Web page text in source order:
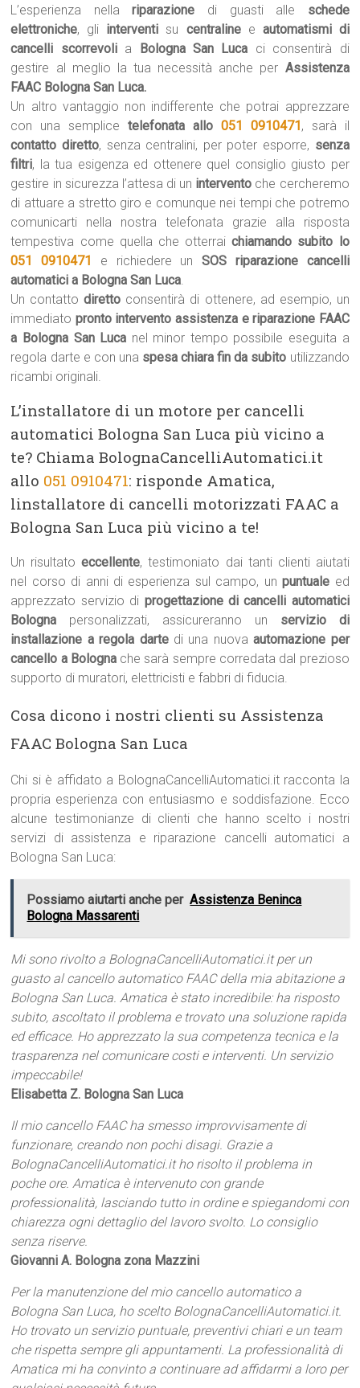
L’esperienza nellariparazione di guasti alle schede
elettroniche, gli interventi su centralinee automatismi di
cancelli scorrevolia Bologna San Luca ci consentirà di
gestire al meglio la tua necessità anche per Assistenza
FAAC Bologna San Luca.
Un altro vantaggio non indifferente che potrai apprezzare
con una semplicetelefonata allo 051 0910471, sarà il
contatto diretto, senza centralini, per poter esporre, senza
filtri, la tua esigenza ed ottenere quel consiglio giusto per
gestire in sicurezza l’attesa di un intervento che cercheremo
di attuare a stretto giro e comunque nei tempi che potremo
comunicarti nella nostra telefonata grazie alla risposta
tempestiva come quella che otterraichiamando subito lo
051 0910471
e richiedere unSOS riparazione cancelli
automatici a Bologna San Luca.
Un contattodiretto consentirà di ottenere, ad esempio, un
immediato pronto intervento assistenza e riparazione FAAC
a Bologna San Luca nel minor tempo possibile eseguita a
regola darte e con una spesa chiara fin da subito utilizzando
ricambi originali.
L’installatore di un motore per cancelli
automatici Bologna San Luca più vicino a
te? Chiama BolognaCancelliAutomatici.it
allo 051 0910471: risponde Amatica,
linstallatore di cancelli motorizzati FAAC a
Bologna San Luca più vicino a te!
Un risultatoeccellente, testimoniato dai tanti clienti aiutati
nel corso di anni di esperienza sul campo, unpuntuale ed
apprezzato servizio di progettazione di cancelli automatici
Bologna personalizzati, assicureranno un servizio di
installazione a regola dartedi una nuovaautomazione per
cancello a Bologna che sarà sempre corredata dal prezioso
supporto di muratori, elettricisti e fabbri di fiducia.
Cosa dicono i nostri clienti su Assistenza
FAAC Bologna San Luca
Chi si è affidato a BolognaCancelliAutomatici.it racconta la
propria esperienza con entusiasmo e soddisfazione. Ecco
alcune testimonianze di clienti che hanno scelto i nostri
servizi di assistenza e riparazione cancelli automatici a
Bologna San Luca:
Possiamo aiutarti anche per Assistenza Beninca
Bologna Massarenti
Mi sono rivolto a BolognaCancelliAutomatici.it per un
guasto al cancello automatico FAAC della mia abitazione a
Bologna San Luca. Amatica è stato incredibile: ha risposto
subito, ascoltato il problema e trovato una soluzione rapida
ed efficace. Ho apprezzato la sua competenza tecnica e la
trasparenza nel comunicare costi e interventi. Un servizio
impeccabile!
Elisabetta Z. Bologna San Luca
Il mio cancello FAAC ha smesso improvvisamente di
funzionare, creando non pochi disagi. Grazie a
BolognaCancelliAutomatici.it ho risolto il problema in
poche ore. Amatica è intervenuto con grande
professionalità, lasciando tutto in ordine e spiegandomi con
chiarezza ogni dettaglio del lavoro svolto. Lo consiglio
senza riserve.
Giovanni A. Bologna zona Mazzini
Per la manutenzione del mio cancello automatico a
Bologna San Luca, ho scelto BolognaCancelliAutomatici.it.
Ho trovato un servizio puntuale, preventivi chiari e un team
che rispetta sempre gli appuntamenti. La professionalità di
Amatica mi ha convinto a continuare ad affidarmi a loro per